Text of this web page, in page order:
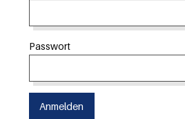
Passwort